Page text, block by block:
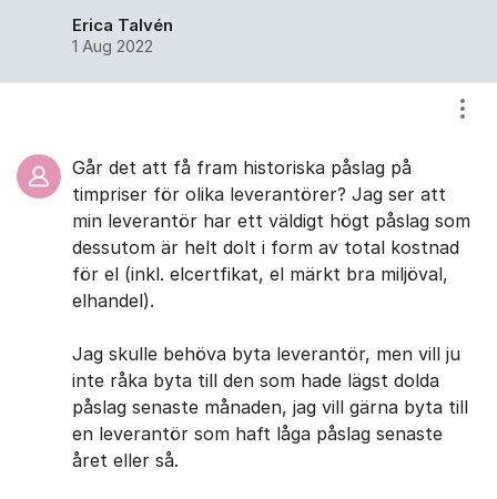
Erica Talvén
1 Aug 2022
Går det att få fram historiska påslag på
timpriser för olika leverantörer? Jag ser att
min leverantör har ett väldigt högt påslag som
dessutom är helt dolt i form av total kostnad
för el (inkl. elcertfikat, el märkt bra miljöval,
elhandel).
Jag skulle behöva byta leverantör, men vill ju
inte råka byta till den som hade lägst dolda
påslag senaste månaden, jag vill gärna byta till
en leverantör som haft låga påslag senaste
året eller så.